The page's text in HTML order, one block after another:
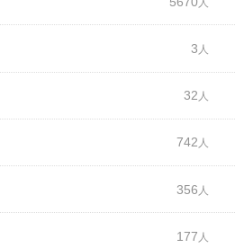
3
32
742
356
177